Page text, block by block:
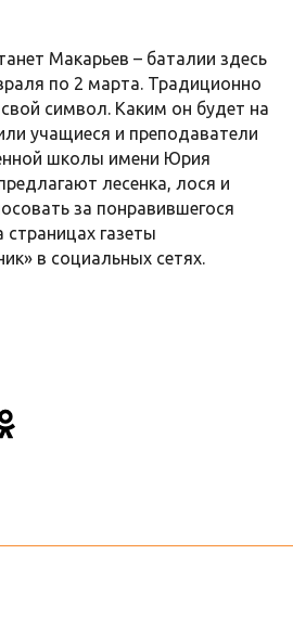
Макарьев – баталии здесь
по 2 марта. Традиционно
символ. Каким он будет на
учащиеся и преподаватели
школы имени Юрия
лесенка, лося и
за понравившегося
газеты
в социальных сетях.